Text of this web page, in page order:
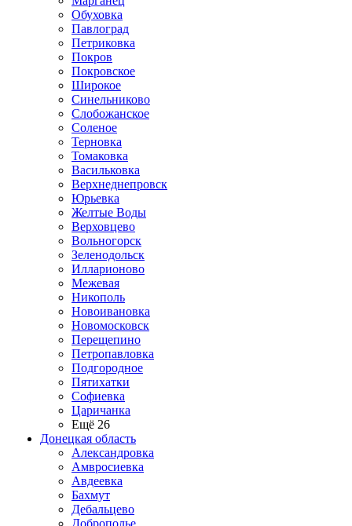
Обуховка
Павлоград
Петриковка
Покров
Покровское
Широкое
Синельниково
Слобожанское
Соленое
Терновка
Томаковка
Васильковка
Верхнеднепровск
Юрьевка
Желтые Воды
Верховцево
Вольногорск
Зеленодольск
Илларионово
Межевая
Никополь
Новоивановка
Новомосковск
Перещепино
Петропавловка
Подгородное
Пятихатки
Софиевка
Царичанка
Ещё 26
Донецкая область
Александровка
Амвросиевка
Авдеевка
Бахмут
Дебальцево
Доброполье